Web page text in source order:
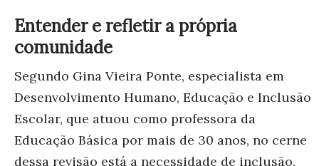
Entender e refletir a própria
comunidade
Segundo Gina Vieira Ponte, especialista em
Desenvolvimento Humano, Educação e Inclusão
Escolar, que atuou como professora da
Educação Básica por mais de 30 anos, no cerne
dessa revisão está a necessidade de inclusão.